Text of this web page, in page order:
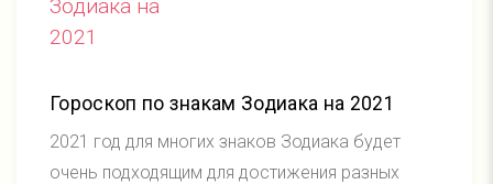
Гороскоп по знакам Зодиака на 2021
2021 год для многих знаков Зодиака будет
очень подходящим для достижения разных